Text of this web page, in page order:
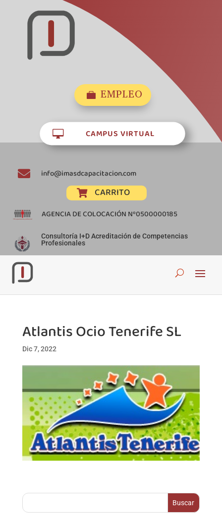
 EMPLEO
 CAMPUS VIRTUAL
 info@imasdcapacitacion.com
 CARRITO
AGENCIA DE COLOCACIÓN Nº0500000185
Consultoría I+D Acreditación de Competencias
Profesionales
Atlantis Ocio Tenerife SL
Dic 7, 2022